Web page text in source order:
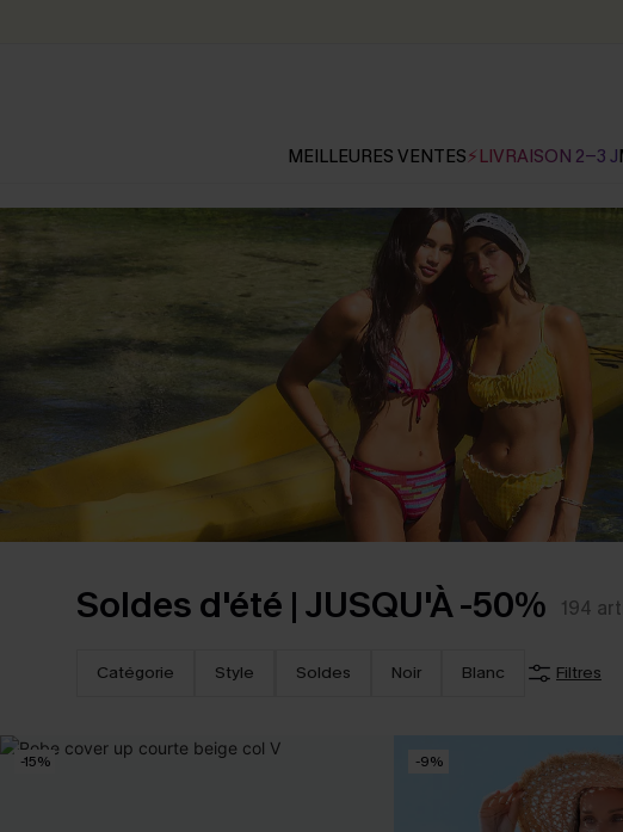
MEILLEURES VENTES⚡LIVRAISON 2-3 J
Soldes d'été | JUSQU'À -50% 194
Catégorie Style Soldes Noir Blanc Filtres
-15% -9%